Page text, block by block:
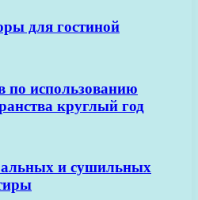
для гостиной
по использованию
круглый год
и сушильных